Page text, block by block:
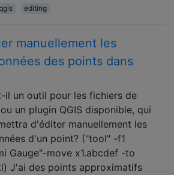
editing
manuellement les
des points dans
il un outil pour les fichiers de
un plugin QGIS disponible, qui
d'éditer manuellement les
d'un point? ("tool" -f1
Gauge"-move x1.abcdef -to
J'ai des points approximatifs